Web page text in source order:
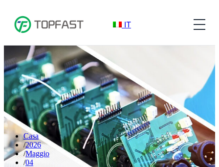
IT
Casa
2026
Maggio
04